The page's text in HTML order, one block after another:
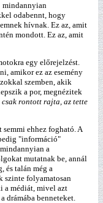
mindannyian
odabennt, hogy
hívnak. Ez az, amit
mondott. Ez az, amit
egy előrejelzést.
amikor ez az esemény
szemben, akik
a por, megnézitek
csak rontott rajta, az tette
ehhez fogható. A
"információ"
a
mutatnak be, annál
és talán még a
szinte folyamatosan
a médiát, mivel azt
drámába benneteket.